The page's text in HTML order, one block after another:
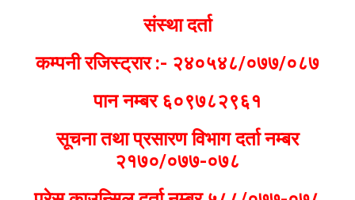
संस्था दर्ता
कम्पनी रजिस्ट्रार :- २४०५४८/०७७/०८७
पान नम्बर ६०९७८२९६१
सूचना तथा प्रसारण विभाग दर्ता नम्बर
२१७०/०७७-०७८